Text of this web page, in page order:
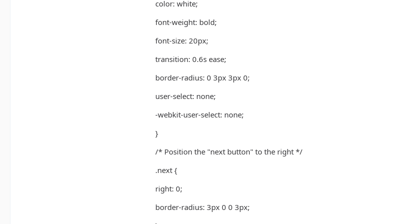
color: white;
font-weight: bold;
font-size: 20px;
transition: 0.6s ease;
border-radius: 0 3px 3px 0;
user-select: none;
-webkit-user-select: none;
}
/* Position the "next button" to the right */
.next {
right: 0;
border-radius: 3px 0 0 3px;